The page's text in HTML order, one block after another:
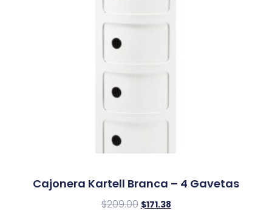
Cajonera Kartell Branca – 4 Gavetas
$209.00 $171.38